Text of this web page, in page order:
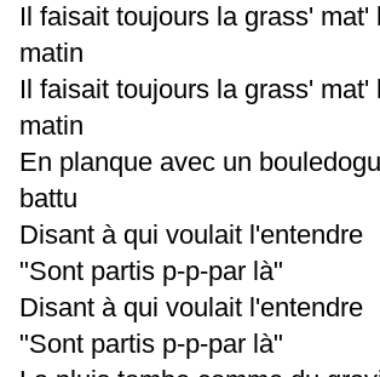
Il faisait toujours la grass' mat'
matin
Il faisait toujours la grass' mat'
matin
En planque avec un
battu
Disant à qui voulait l'entendre
"Sont partis p-p-par là"
Disant à qui voulait l'entendre
"Sont partis p-p-par là"